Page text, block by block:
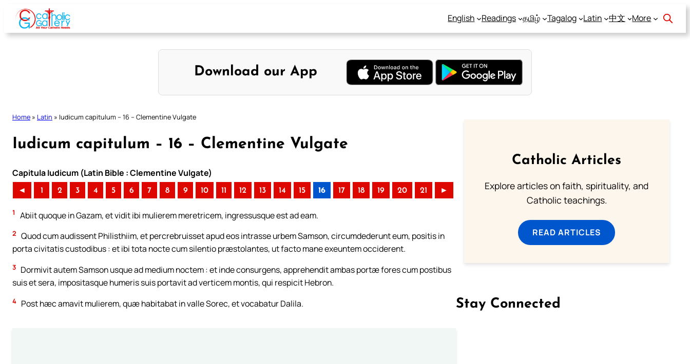
Skip
content
English Readings தமிழ் Tagalog Latin 中文 More
Download our App
Home » Latin » Iudicum capitulum – 16 – Clementine Vulgate
Iudicum capitulum – 16 – Clementine Vulgate
Capitula Iudicum (Latin Bible : Clementine Vulgate)
◄ 1 2 3 4 5 6 7 8 9 10 11 12 13 14 15 16 17 18 19 20 21 ►
1 Abiit quoque in Gazam, et vidit ibi mulierem meretricem, ingressusque est ad eam.
2 Quod cum audissent Philisthiim, et percrebruisset apud eos intrasse urbem Samson, circumdederunt eum, positis in
porta civitatis custodibus : et ibi tota nocte cum silentio præstolantes, ut facto mane exeuntem occiderent.
3 Dormivit autem Samson usque ad medium noctem : et inde consurgens, apprehendit ambas portæ fores cum postibus
suis et sera, impositasque humeris suis portavit ad verticem montis, qui respicit Hebron.
4 Post hæc amavit mulierem, quæ habitabat in valle Sorec, et vocabatur Dalila.
Catholic Articles
Explore articles on faith, spirituality, and
Catholic teachings.
READ ARTICLES
Stay Connected